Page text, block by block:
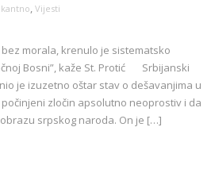
, Vijesti
morala, krenulo je sistematsko
Bosni”, kaže St. Protić Srbijanski
je izuzetno oštar stav o dešavanjima u
zločin apsolutno neoprostiv i da
srpskog naroda. On je […]